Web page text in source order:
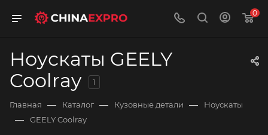
0
Ноускаты GEELY
Coolray
1
Главная — Каталог — Кузовные детали — Ноускаты
— GEELY Coolray